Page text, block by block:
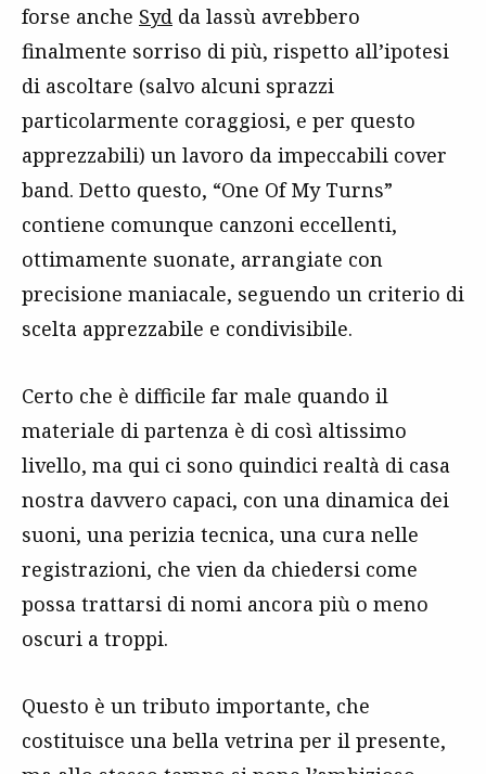
forse anche Syd da lassù avrebbero
finalmente sorriso di più, rispetto all’ipotesi
di ascoltare (salvo alcuni sprazzi
particolarmente coraggiosi, e per questo
apprezzabili) un lavoro da impeccabili cover
band. Detto questo, “One Of My Turns”
contiene comunque canzoni eccellenti,
ottimamente suonate, arrangiate con
precisione maniacale, seguendo un criterio di
scelta apprezzabile e condivisibile.
Certo che è difficile far male quando il
materiale di partenza è di così altissimo
livello, ma qui ci sono quindici realtà di casa
nostra davvero capaci, con una dinamica dei
suoni, una perizia tecnica, una cura nelle
registrazioni, che vien da chiedersi come
possa trattarsi di nomi ancora più o meno
oscuri a troppi.
Questo è un tributo importante, che
costituisce una bella vetrina per il presente,